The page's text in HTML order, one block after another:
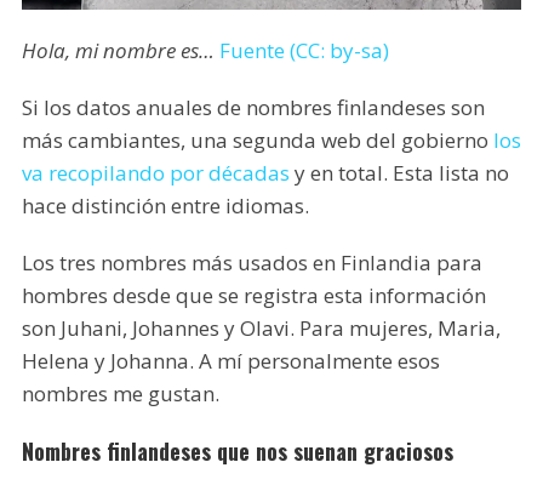
Hola, mi nombre es… Fuente (CC: by-sa)
Si los datos anuales de nombres finlandeses son
más cambiantes, una segunda web del gobierno los
va recopilando por décadas y en total. Esta lista no
hace distinción entre idiomas.
Los tres nombres más usados en Finlandia para
hombres desde que se registra esta información
son Juhani, Johannes y Olavi. Para mujeres, Maria,
Helena y Johanna. A mí personalmente esos
nombres me gustan.
Nombres finlandeses que nos suenan graciosos